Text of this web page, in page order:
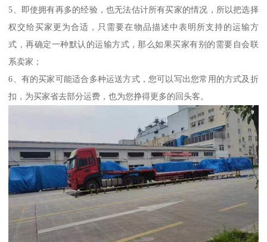
5、即使拥有再多的经验，也无法估计所有买家的情况，所以把选择
权交给买家更为合适，只需要在物品描述中表明所支持的运输方
式，再确定一种默认的运输方式，那么如果买家有别的需要自会联
系卖家；
6、有的买家可能适合多种运送方式，您可以写出您常用的方式及折
扣，为买家省去部分运费，也为您挣得更多的回头客。